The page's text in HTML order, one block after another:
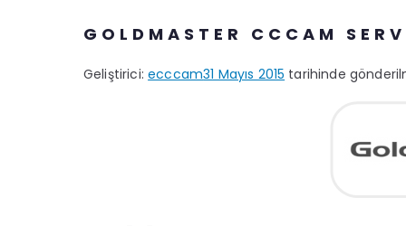
GOLDMASTER CCCAM
Geliştirici:ecccam31 Mayıs 2015 tarihinde